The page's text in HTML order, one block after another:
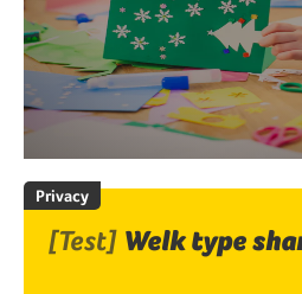
Privacy
[Test] Welk type